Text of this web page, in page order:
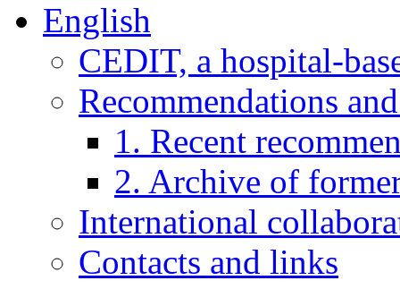
English
CEDIT, a hospital-
Recommendations
1. Recent
2. Archive of
International
Contacts and links